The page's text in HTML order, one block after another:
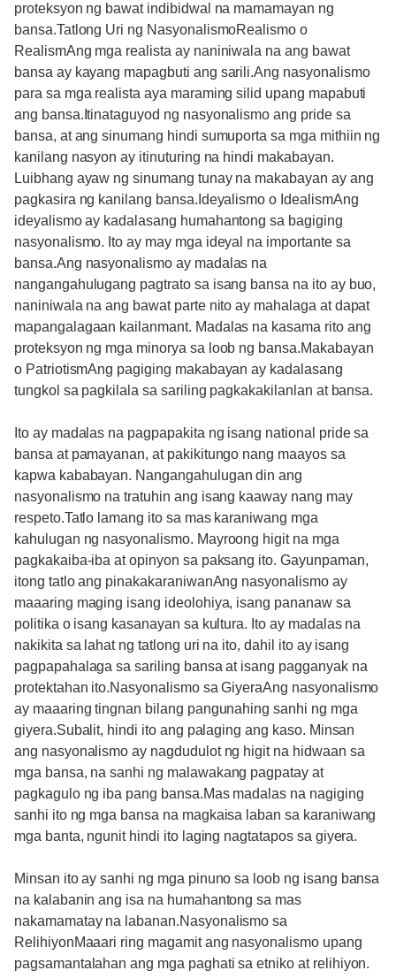
proteksyon ng bawat indibidwal na mamamayan ng
bansa.Tatlong Uri ng NasyonalismoRealismo o
RealismAng mga realista ay naniniwala na ang bawat
bansa ay kayang mapagbuti ang sarili.Ang nasyonalismo
para sa mga realista aya maraming silid upang mapabuti
ang bansa.Itinataguyod ng nasyonalismo ang pride sa
bansa, at ang sinumang hindi sumuporta sa mga mithiin ng
kanilang nasyon ay itinuturing na hindi makabayan.
Luibhang ayaw ng sinumang tunay na makabayan ay ang
pagkasira ng kanilang bansa.Ideyalismo o IdealismAng
ideyalismo ay kadalasang humahantong sa bagiging
nasyonalismo. Ito ay may mga ideyal na importante sa
bansa.Ang nasyonalismo ay madalas na
nangangahulugang pagtrato sa isang bansa na ito ay buo,
naniniwala na ang bawat parte nito ay mahalaga at dapat
mapangalagaan kailanmant. Madalas na kasama rito ang
proteksyon ng mga minorya sa loob ng bansa.Makabayan
o PatriotismAng pagiging makabayan ay kadalasang
tungkol sa pagkilala sa sariling pagkakakilanlan at bansa.
Ito ay madalas na pagpapakita ng isang national pride sa
bansa at pamayanan, at pakikitungo nang maayos sa
kapwa kababayan. Nangangahulugan din ang
nasyonalismo na tratuhin ang isang kaaway nang may
respeto.Tatlo lamang ito sa mas karaniwang mga
kahulugan ng nasyonalismo. Mayroong higit na mga
pagkakaiba-iba at opinyon sa paksang ito. Gayunpaman,
itong tatlo ang pinakakaraniwanAng nasyonalismo ay
maaaring maging isang ideolohiya, isang pananaw sa
politika o isang kasanayan sa kultura. Ito ay madalas na
nakikita sa lahat ng tatlong uri na ito, dahil ito ay isang
pagpapahalaga sa sariling bansa at isang pagganyak na
protektahan ito.Nasyonalismo sa GiyeraAng nasyonalismo
ay maaaring tingnan bilang pangunahing sanhi ng mga
giyera.Subalit, hindi ito ang palaging ang kaso. Minsan
ang nasyonalismo ay nagdudulot ng higit na hidwaan sa
mga bansa, na sanhi ng malawakang pagpatay at
pagkagulo ng iba pang bansa.Mas madalas na nagiging
sanhi ito ng mga bansa na magkaisa laban sa karaniwang
mga banta, ngunit hindi ito laging nagtatapos sa giyera.
Minsan ito ay sanhi ng mga pinuno sa loob ng isang bansa
na kalabanin ang isa na humahantong sa mas
nakamamatay na labanan.Nasyonalismo sa
RelihiyonMaaari ring magamit ang nasyonalismo upang
pagsamantalahan ang mga paghati sa etniko at relihiyon.